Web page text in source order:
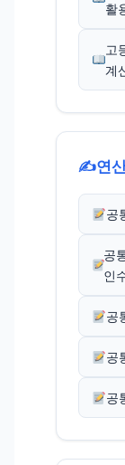
활
고
계
✍️연
공
공
인
공
공
공